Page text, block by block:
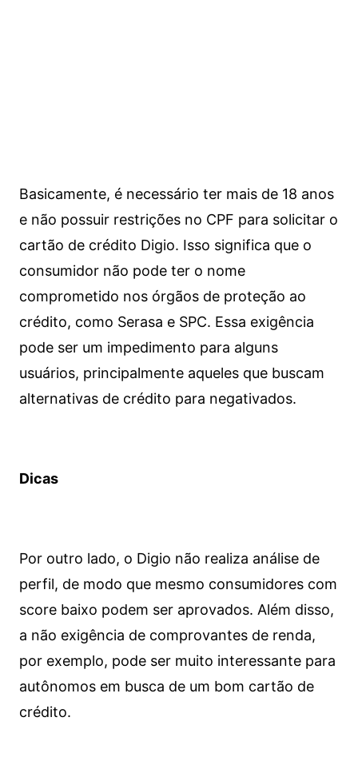
Basicamente, é necessário ter mais de 18 anos
e não possuir restrições no CPF para solicitar o
cartão de crédito Digio. Isso significa que o
consumidor não pode ter o nome
comprometido nos órgãos de proteção ao
crédito, como Serasa e SPC. Essa exigência
pode ser um impedimento para alguns
usuários, principalmente aqueles que buscam
alternativas de crédito para negativados.
Dicas
Por outro lado, o Digio não realiza análise de
perfil, de modo que mesmo consumidores com
score baixo podem ser aprovados. Além disso,
a não exigência de comprovantes de renda,
por exemplo, pode ser muito interessante para
autônomos em busca de um bom cartão de
crédito.